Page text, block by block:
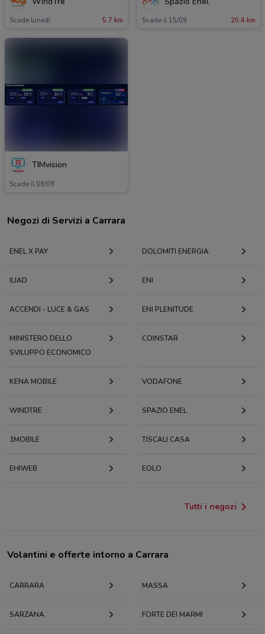
Scade lunedì 5.7 km Scade il 15/09 20.4 km
TIMvision
Scade il 09/09
Negozi di Servizi a Carrara
ENEL X PAY DOLOMITI ENERGIA
ILIAD ENI
ACCENDI - LUCE & GAS ENI PLENITUDE
MINISTERO DELLO
SVILUPPO ECONOMICO
COINSTAR
KENA MOBILE VODAFONE
WINDTRE SPAZIO ENEL
1MOBILE TISCALI CASA
EHIWEB EOLO
Tutti i negozi
Volantini e offerte intorno a Carrara
CARRARA MASSA
SARZANA FORTE DEI MARMI